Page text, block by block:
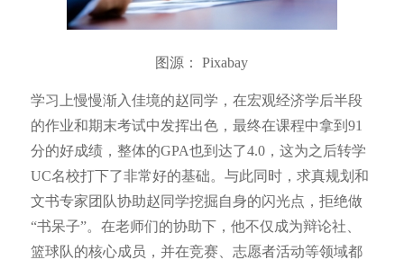
图源： Pixabay
学习上慢慢渐入佳境的赵同学，在宏观经济学后半段
的作业和期末考试中发挥出色，最终在课程中拿到91
分的好成绩，整体的GPA也到达了4.0，这为之后转学
UC名校打下了非常好的基础。与此同时，求真规划和
文书专家团队协助赵同学挖掘自身的闪光点，拒绝做
“书呆子”。在老师们的协助下，他不仅成为辩论社、
篮球队的核心成员，并在竞赛、志愿者活动等领域都